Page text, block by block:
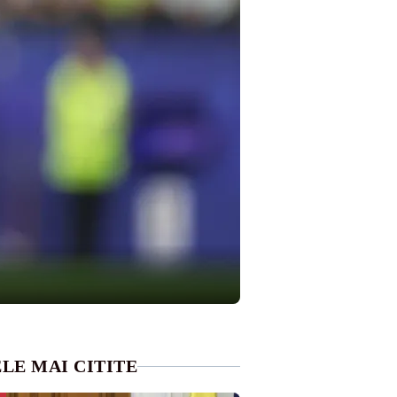
MAI CITITE